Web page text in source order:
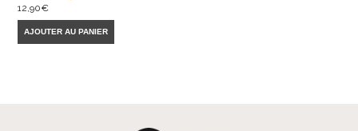
12,90€
AJOUTER AU PANIER